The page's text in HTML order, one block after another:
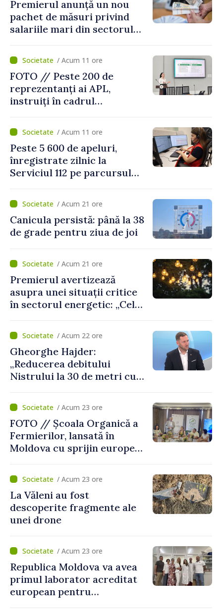
Premierul anunță un nou
pachet de măsuri privind
salariile mari din sectorul
/ Acum 11 ore
FOTO // Peste 200 de
reprezentanți ai APL,
instruiți în cadrul
Mediu privind aplicarea a
două regulamente din
domeniu
/ Acum 11 ore
Peste 5 600 de apeluri,
înregistrate zilnic la
Serviciul 112 pe parcursul
cetățeni au solicitat
ambulanța/ Acum 21 ore
Canicula persistă: până la 38
de grade pentru ziua de joi
/ Acum 21 ore
Premierul avertizează
asupra unei situații critice
în sectorul energetic: „Cel
putea cumpăra nici curent
de avarie”/ Acum 22 ore
Gheorghe Hajder:
„Reducerea debitului
Nistrului la 30 de metri cubi
„catastrofă naturală”
/ Acum 23 ore
FOTO // Școala Organică a
Fermierilor, lansată în
Moldova cu sprijin european
agriculturii durabile
/ Acum 23 ore
La Văleni au fost
descoperite fragmente ale
unei drone
/ Acum 23 ore
Republica Moldova va avea
primul laborator acreditat
european pentru